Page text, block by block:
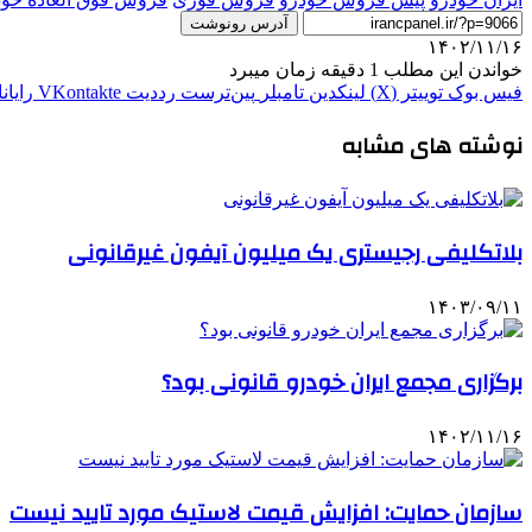
آدرس رونوشت
۱۴۰۲/۱۱/۱۶
خواندن این مطلب 1 دقیقه زمان میبرد
فیس بوک توییتر (X) لینکدین ‫تامبلر ‫پین‌ترست ‫رددیت ‫VKontakte
نوشته های مشابه
بلاتکلیفی رجیستری یک میلیون آیفون غیرقانونی
۱۴۰۳/۰۹/۱۱
برگزاری مجمع ایران خودرو قانونی بود؟
۱۴۰۲/۱۱/۱۶
سازمان حمایت: افزایش قیمت لاستیک مورد تایید نیست